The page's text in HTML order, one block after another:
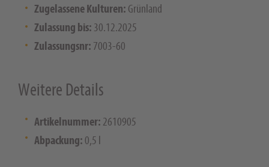
Zugelassene Kulturen: Grünland
Zulassung bis: 30.12.2025
Zulassungsnr: 7003-60
Weitere Details
Artikelnummer: 2610905
Abpackung: 0,5 l